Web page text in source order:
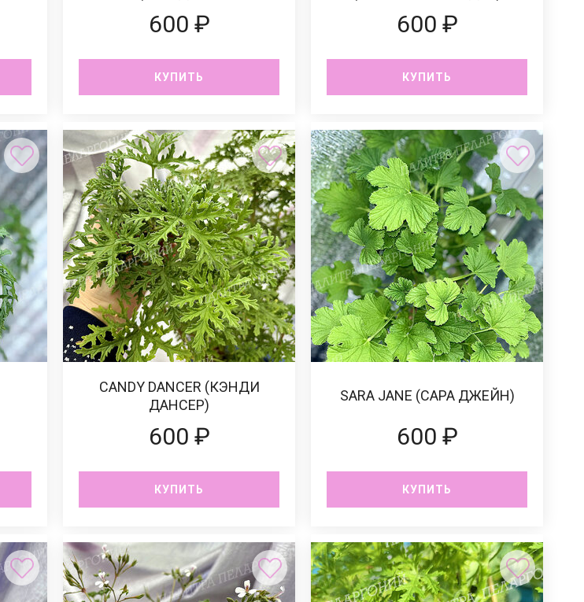
600 ₽
КУПИТЬ
600 ₽
КУПИТЬ
CANDY DANCER (КЭНДИ
ДАНСЕР)
600 ₽
КУПИТЬ
SАRА JАNЕ (САРА ДЖЕЙН)
600 ₽
КУПИТЬ